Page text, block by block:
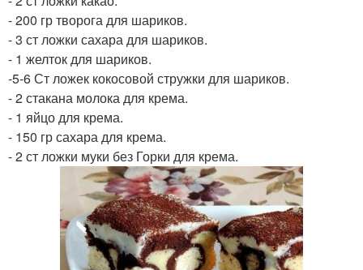
- 200 гр творога для шариков.
- 3 ст ложки сахара для шариков.
- 1 желток для шариков.
-5-6 Ст ложек кокосовой стружки для шариков.
- 2 стакана молока для крема.
- 1 яйцо для крема.
- 150 гр сахара для крема.
- 2 ст ложки муки без Горки для крема.